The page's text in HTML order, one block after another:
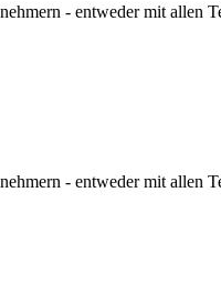
- entweder mit allen
- entweder mit allen